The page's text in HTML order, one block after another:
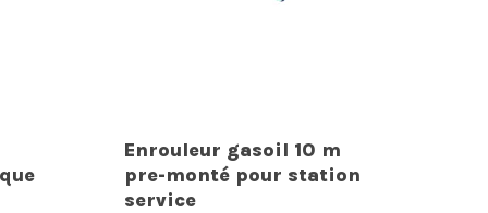
Enrouleur gasoil 10 m
pre-monté pour station
service